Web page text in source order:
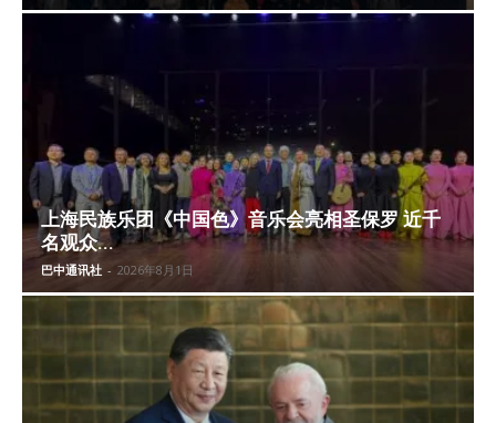
上海民族乐团《中国色》音乐会亮相圣保罗 近千
名观众...
巴中通讯社 - 2026年8月1日